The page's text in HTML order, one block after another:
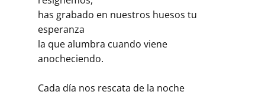
has grabado en nuestros huesos tu
esperanza
la que alumbra cuando viene
anocheciendo.
Cada día nos rescata de la noche